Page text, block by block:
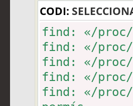
find: «/proc/
permís
find: «/proc/
find: «/proc/
find: «/proc/
find: «/proc/
CODI:
find: «/proc/
find: «/proc/
find: «/proc/
find: «/proc/
find: «/proc/